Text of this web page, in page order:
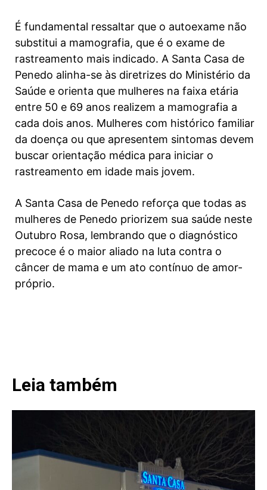
É fundamental ressaltar que o autoexame não
substitui a mamografia, que é o exame de
rastreamento mais indicado. A Santa Casa de
Penedo alinha-se às diretrizes do Ministério da
Saúde e orienta que mulheres na faixa etária
entre 50 e 69 anos realizem a mamografia a
cada dois anos. Mulheres com histórico familiar
da doença ou que apresentem sintomas devem
buscar orientação médica para iniciar o
rastreamento em idade mais jovem.
A Santa Casa de Penedo reforça que todas as
mulheres de Penedo priorizem sua saúde neste
Outubro Rosa, lembrando que o diagnóstico
precoce é o maior aliado na luta contra o
câncer de mama e um ato contínuo de amor-
próprio.
Leia também